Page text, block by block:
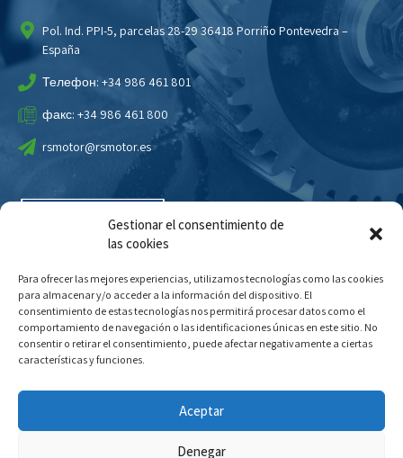
Gestionar el consentimiento de
las cookies
Para ofrecer las mejores experiencias, utilizamos tecnologías como las cookies
para almacenar y/o acceder a la información del dispositivo. El
consentimiento de estas tecnologías nos permitirá procesar datos como el
comportamiento de navegación o las identificaciones únicas en este sitio. No
consentir o retirar el consentimiento, puede afectar negativamente a ciertas
características y funciones.
Aceptar
Denegar
Pol. Ind. PPI-5, parcelas 28-29 36418 Porriño Pontevedra –
España
Телефон: +34 986 461 801
факс: +34 986 461 800
rsmotor@rsmotor.es